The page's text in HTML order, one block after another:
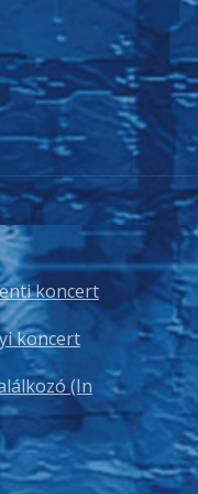
koncert
koncert
(In